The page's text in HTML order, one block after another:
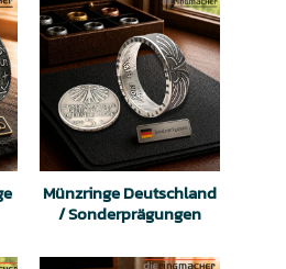
Münzringe Deutschland
/ Sonderprägungen